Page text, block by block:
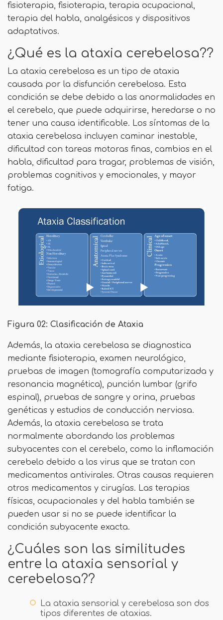
fisioterapia, fisioterapia, terapia ocupacional,
terapia del habla, analgésicos y dispositivos
adaptativos.
¿Qué es la ataxia cerebelosa??
La ataxia cerebelosa es un tipo de ataxia
causada por la disfunción cerebelosa. Esta
condición se debe debido a las anormalidades en
el cerebelo, que puede adquirirse, heredarse o no
tener una causa identificable. Los síntomas de la
ataxia cerebelosa incluyen caminar inestable,
dificultad con tareas motoras finas, cambios en el
habla, dificultad para tragar, problemas de visión,
problemas cognitivos y emocionales, y mayor
fatiga.
Figura 02: Clasificación de Ataxia
Además, la ataxia cerebelosa se diagnostica
mediante fisioterapia, examen neurológico,
pruebas de imagen (tomografía computarizada y
resonancia magnética), punción lumbar (grifo
espinal), pruebas de sangre y orina, pruebas
genéticas y estudios de conducción nerviosa.
Además, la ataxia cerebelosa se trata
normalmente abordando los problemas
subyacentes con el cerebelo, como la inflamación
cerebelo debido a los virus que se tratan con
medicamentos antivirales. Otras causas requieren
otros medicamentos y cirugías. Las terapias
físicas, ocupacionales y del habla también se
pueden usar si no se puede identificar la
condición subyacente exacta.
¿Cuáles son las similitudes
entre la ataxia sensorial y
cerebelosa??
La ataxia sensorial y cerebelosa son dos
tipos diferentes de ataxias.